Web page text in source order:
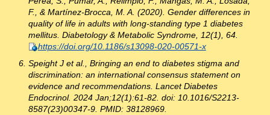
F., & Martínez-Brocca, M. A. (2020). Gender differences in
quality of life in adults with long-standing type 1 diabetes
mellitus. Diabetology & Metabolic Syndrome, 12(1), 64.
https://doi.org/10.1186/s13098-020-00571-x
Speight J et al., Bringing an end to diabetes stigma and
discrimination: an international consensus statement on
evidence and recommendations. Lancet Diabetes
Endocrinol. 2024 Jan;12(1):61-82. doi: 10.1016/S2213-
8587(23)00347-9. PMID: 38128969.